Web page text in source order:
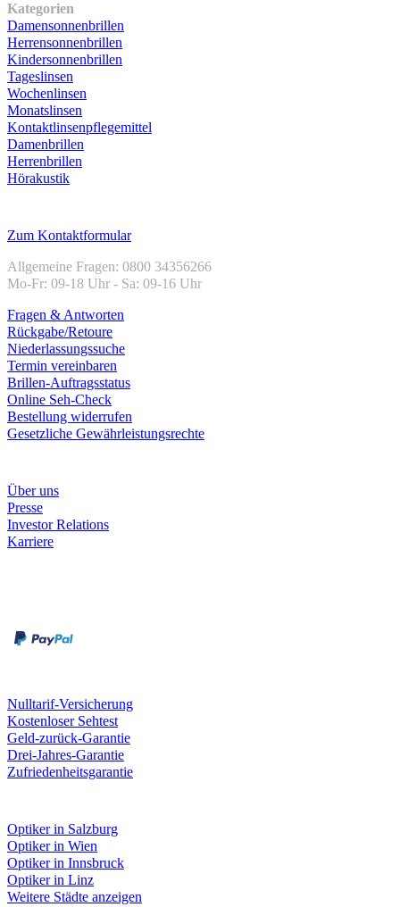
Kategorien
Damensonnenbrillen
Herrensonnenbrillen
Kindersonnenbrillen
Tageslinsen
Wochenlinsen
Monatslinsen
Kontaktlinsenpflegemittel
Damenbrillen
Herrenbrillen
Hörakustik
Zum Kontaktformular
Allgemeine Fragen: 0800 34356266
Mo-Fr: 09-18 Uhr - Sa: 09-16 Uhr
Fragen & Antworten
Rückgabe/Retoure
Niederlassungssuche
Termin vereinbaren
Brillen-Auftragsstatus
Online Seh-Check
Bestellung widerrufen
Gesetzliche Gewährleistungsrechte
Über uns
Presse
Investor Relations
Karriere
Nulltarif-Versicherung
Kostenloser Sehtest
Geld-zurück-Garantie
Drei-Jahres-Garantie
Zufriedenheitsgarantie
Optiker in Salzburg
Optiker in Wien
Optiker in Innsbruck
Optiker in Linz
Weitere Städte anzeigen